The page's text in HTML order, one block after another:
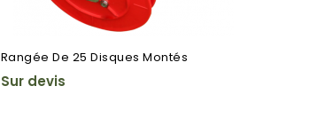
Rangée De 25 Disques Montés
Sur devis